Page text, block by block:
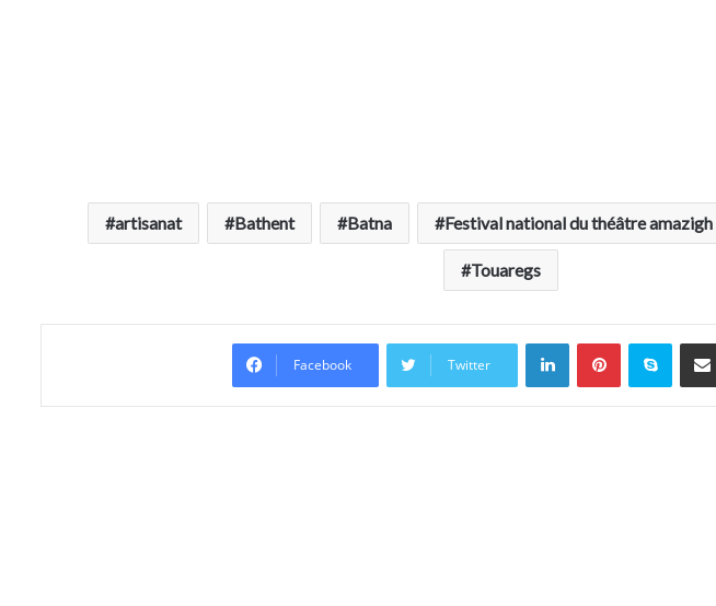
artisanat Bathent Batna Festival national du théâtre amazigh
Touaregs
Facebook Twitter
LinkedinPinterestSkype